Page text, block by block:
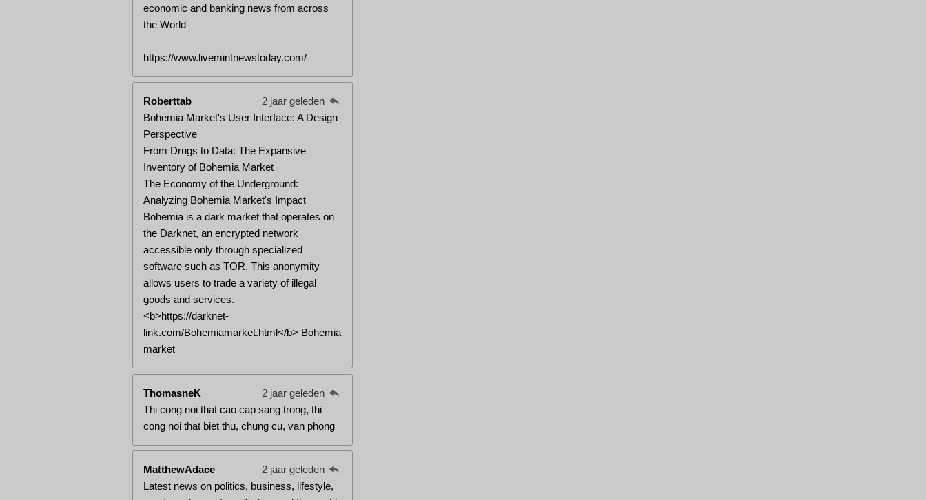
economic and banking news from across
the World
https://www.livemintnewstoday.com/
Roberttab
2 jaar geleden
Bohemia Market's User Interface: A Design
Perspective
From Drugs to Data: The Expansive
Inventory of Bohemia Market
The Economy of the Underground:
Analyzing Bohemia Market's Impact
Bohemia is a dark market that operates on
the Darknet, an encrypted network
accessible only through specialized
software such as TOR. This anonymity
allows users to trade a variety of illegal
goods and services.
<b>https://darknet-
link.com/Bohemiamarket.html</b> Bohemia
market
ThomasneK
2 jaar geleden
Thi cong noi that cao cap sang trong, thi
cong noi that biet thu, chung cu, van phong
MatthewAdace
2 jaar geleden
Latest news on politics, business, lifestyle,